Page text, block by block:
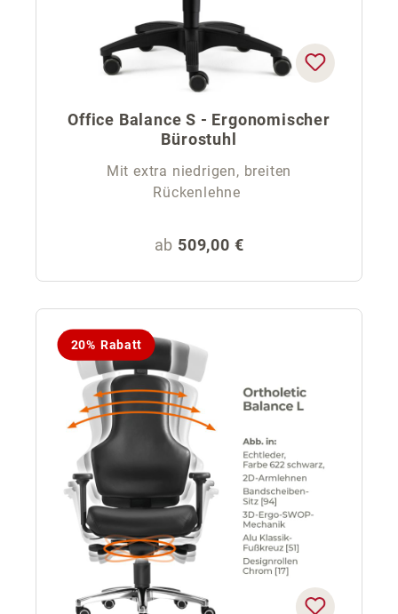
Office Balance S - Ergonomischer
Bürostuhl
Mit extra niedrigen, breiten
Rückenlehne
Regulärer Preis:
ab 509,00 €
20% Rabatt